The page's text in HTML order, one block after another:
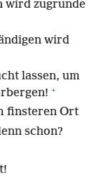
wird zugrunde
wird
lassen, um
+
finsteren Ort
schon?